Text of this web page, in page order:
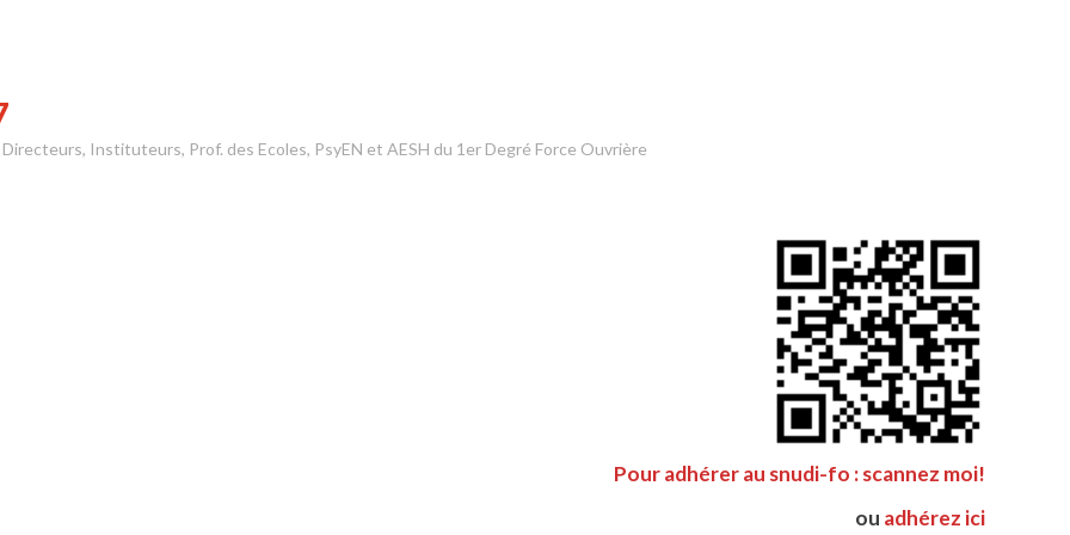
Instituteurs, Prof. des Ecoles, PsyEN et AESH du 1er Degré Force Ouvrière
Pour adhérer au snudi-fo : scannez moi!
ou adhérez ici